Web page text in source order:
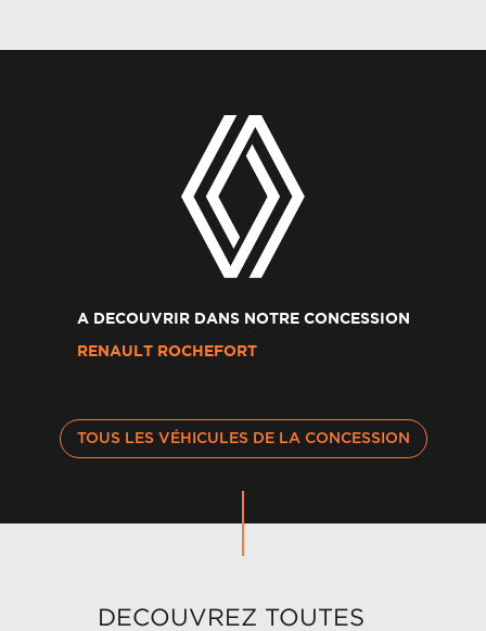
A DECOUVRIR DANS NOTRE CONCESSION
RENAULT ROCHEFORT
TOUS LES VÉHICULES DE LA CONCESSION
DECOUVREZ TOUTES